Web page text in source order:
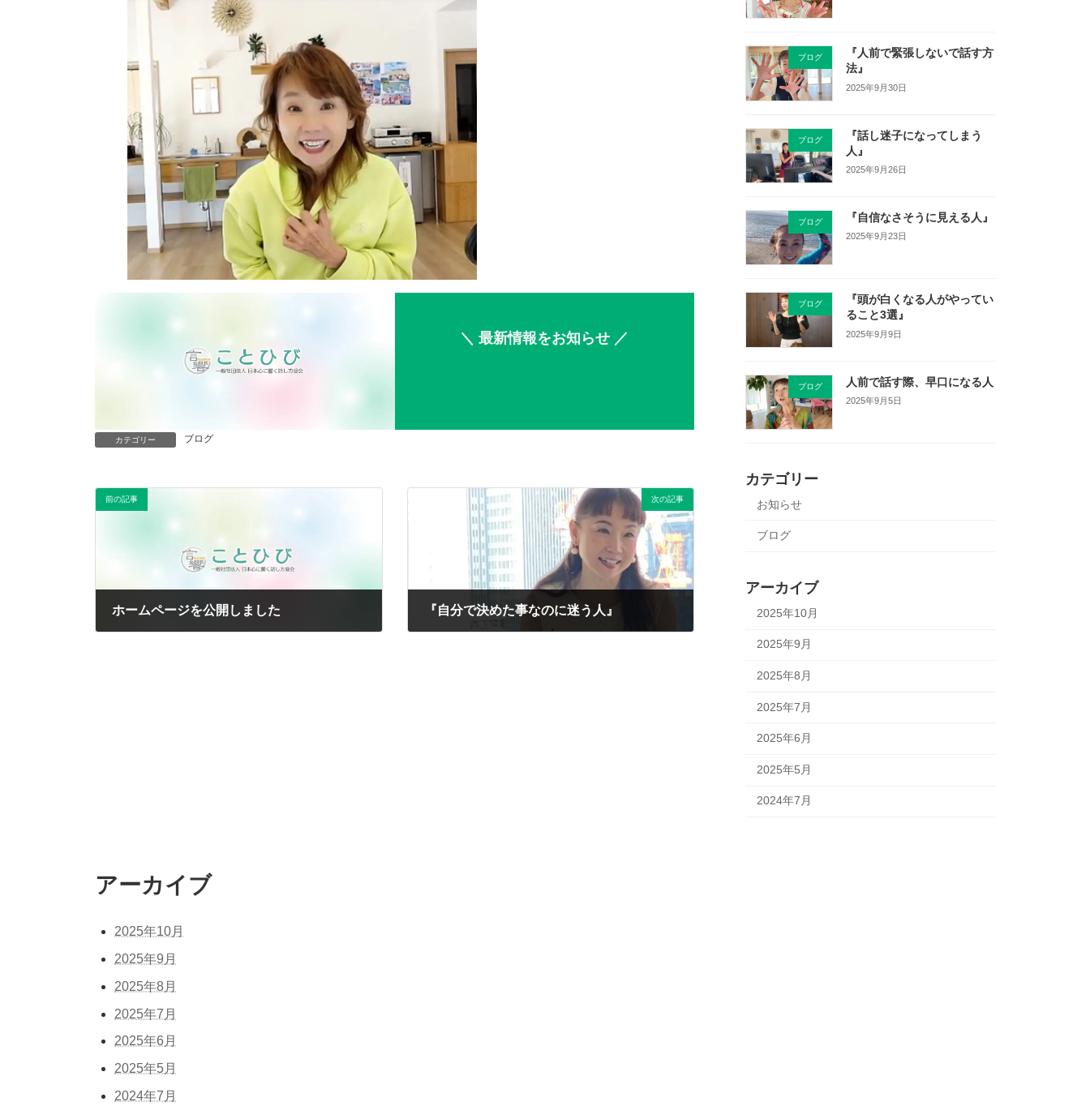
＼ 最新情報をお知らせ ／
カテゴリー ブログ
前の記事
ホームページを公開しました
次の記事
『自分で決めた事なのに迷う人』
ブログ
『人前で緊張しないで話す方
法』
2025年9月30日
ブログ
『話し迷子になってしまう
人』
2025年9月26日
ブログ 『自信なさそうに見える人』
2025年9月23日
ブログ
『頭が白くなる人がやってい
ること3選』
2025年9月9日
ブログ 人前で話す際、早口になる人
2025年9月5日
カテゴリー
お知らせ
ブログ
アーカイブ
2025年10月
2025年9月
2025年8月
2025年7月
2025年6月
2025年5月
2024年7月
アーカイブ
2025年10月
2025年9月
2025年8月
2025年7月
2025年6月
2025年5月
2024年7月